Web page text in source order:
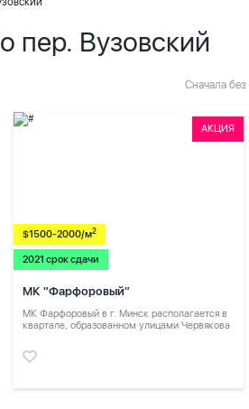
пер. Вузовский
Сначала
АКЦИЯ
$1500-2000/м2
2021 срок сдачи
МК "Фарфоровый"
МК Фарфоровый в г. Минск располагается в
квартале, образованном улицами Червякова